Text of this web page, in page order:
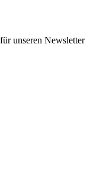
unseren Newsletter